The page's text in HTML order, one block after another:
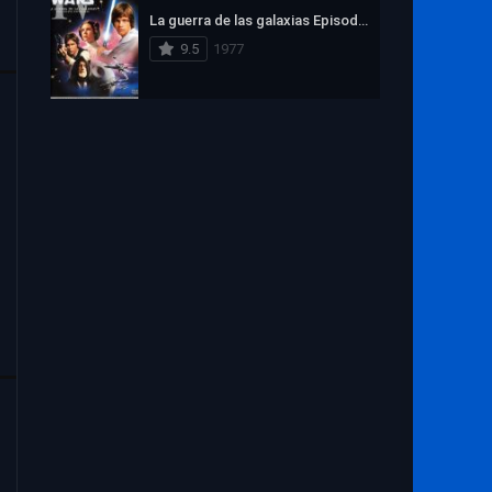
La guerra de las galaxias Episodio IV: Una nueva esperanza
9.5
1977